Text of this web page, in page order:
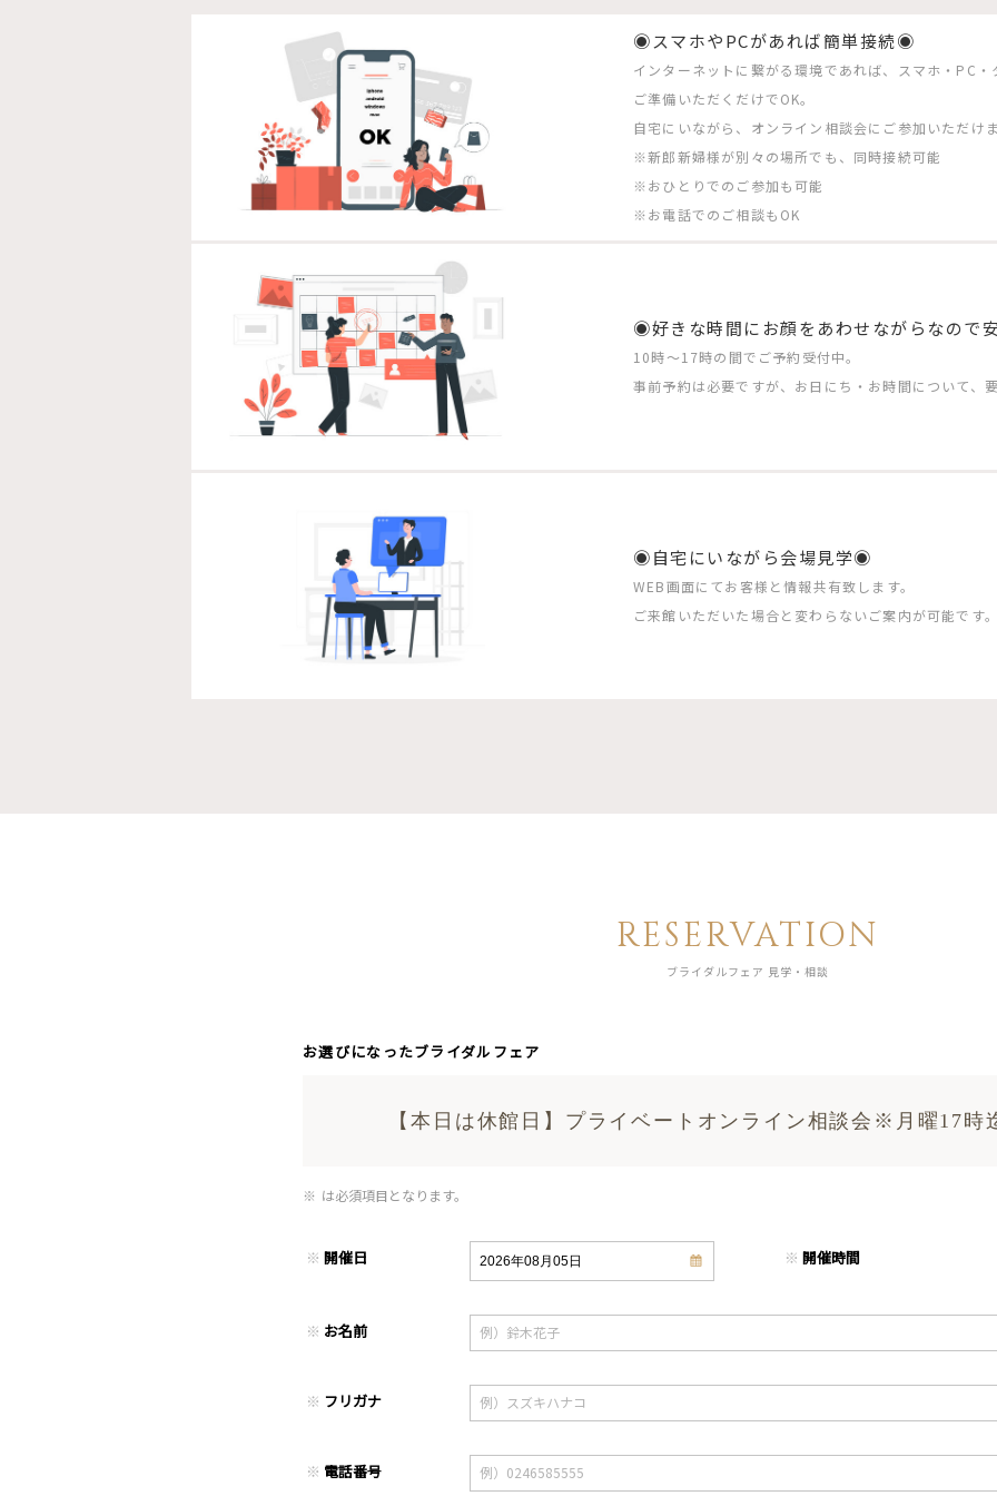
◉スマホやPCがあれば簡単接続◉
インターネットに繋がる環境であれば、スマホ・PC
ご準備いただくだけでOK。
自宅にいながら、オンライン相談会にご参加いただけ
※新郎新婦様が別々の場所でも、同時接続可能
※おひとりでのご参加も可能
※お電話でのご相談もOK
◉好きな時間にお顔をあわせながらなので
10時〜17時の間でご予約受付中。
事前予約は必要ですが、お日にち・お時間について、
◉自宅にいながら会場見学◉
WEB画面にてお客様と情報共有致します。
ご来館いただいた場合と変わらないご案内が可能です
RESERVATION
ブライダルフェア 見学・相談
お選びになったブライダルフェア
【本日は休館日】プライベートオンライン相談会※月曜17時
※ は必須項目となります。
※ 開催日 ※ 開催時間
※ お名前
※ フリガナ
※ 電話番号